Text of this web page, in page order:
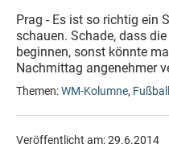
Prag - Es ist so richtig ein
schauen. Schade, dass
beginnen, sonst könnte
Nachmittag angenehmer
Themen:WM-Kolumne,
Veröffentlicht am:29.6.2014